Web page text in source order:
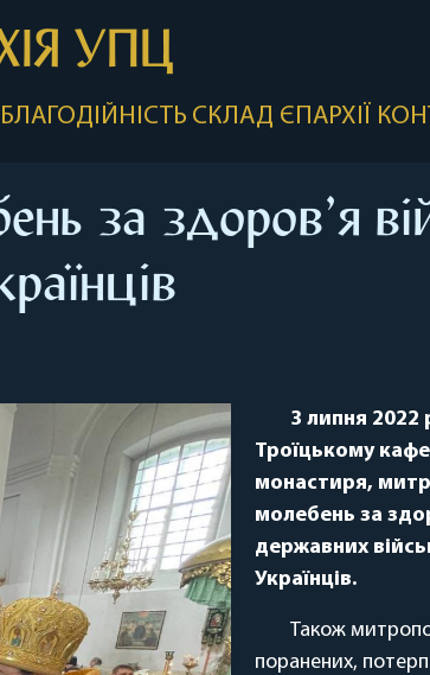
УПЦ
БЛАГОДІЙНІСТЬ СКЛАД ЄПАРХІЇ
за здоров’я
3 липня 2022
Троїцькому
монастиря,
молебень за
державних
Українців.
Також
поранених,